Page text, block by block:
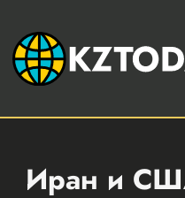
Иран и